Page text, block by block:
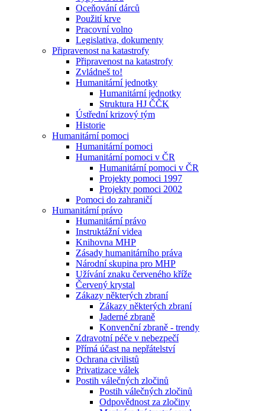
Oceňování dárců
Použití krve
Pracovní volno
Legislativa, dokumenty
Připravenost na katastrofy
Připravenost na katastrofy
Zvládneš to!
Humanitární jednotky
Humanitární jednotky
Struktura HJ ČČK
Ústřední krizový tým
Historie
Humanitární pomoci
Humanitární pomoci
Humanitární pomoci v ČR
Humanitární pomoci v ČR
Projekty pomoci 1997
Projekty pomoci 2002
Pomoci do zahraničí
Humanitární právo
Humanitární právo
Instruktážní videa
Knihovna MHP
Zásady humanitárního práva
Národní skupina pro MHP
Užívání znaku červeného kříže
Červený krystal
Zákazy některých zbraní
Zákazy některých zbraní
Jaderné zbraně
Konvenční zbraně - trendy
Zdravotní péče v nebezpečí
Přímá účast na nepřátelství
Ochrana civilistů
Privatizace válek
Postih válečných zločinů
Postih válečných zločinů
Odpovědnost za zločiny